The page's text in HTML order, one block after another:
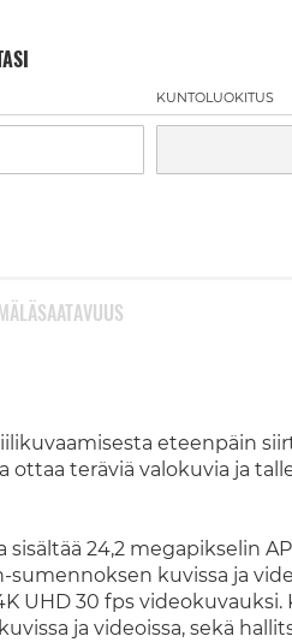
KUNTOLUOKITUS
eteenpäin
teräviä valokuvia ja
sisältää 24,2 megapikselin
kuvissa ja
UHD 30 fps videokuvauksi.
ja videoissa, sekä